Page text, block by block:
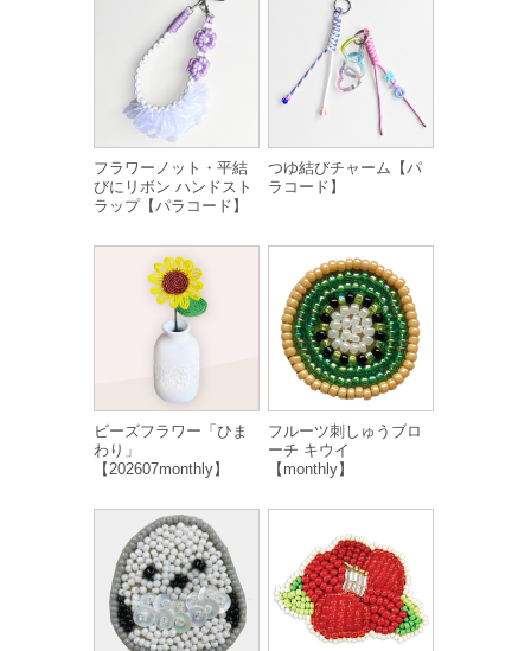
フラワーノット・平結
びにリボン ハンドスト
ラップ【パラコード】
つゆ結びチャーム【パ
ラコード】
ビーズフラワー「ひま
わり」
【202607monthly】
フルーツ刺しゅうブロ
ーチ キウイ
【monthly】